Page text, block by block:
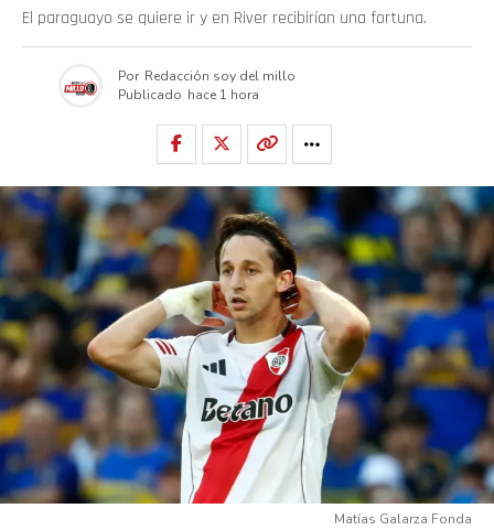
El paraguayo se quiere ir y en River recibirían una fortuna.
Por Redacción soy del millo
Publicado hace 1 hora
Matías Galarza Fonda